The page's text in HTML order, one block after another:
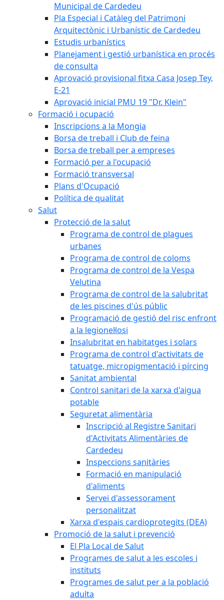
Municipal de Cardedeu
Pla Especial i Catàleg del Patrimoni
Arquitectònic i Urbanístic de Cardedeu
Estudis urbanístics
Planejament i gestió urbanística en procés
de consulta
Aprovació provisional fitxa Casa Josep Tey,
E-21
Aprovació inicial PMU 19 "Dr. Klein"
Formació i ocupació
Inscripcions a la Mongia
Borsa de treball i Club de feina
Borsa de treball per a empreses
Formació per a l'ocupació
Formació transversal
Plans d'Ocupació
Política de qualitat
Salut
Protecció de la salut
Programa de control de plagues
urbanes
Programa de control de coloms
Programa de control de la Vespa
Velutina
Programa de control de la salubritat
de les piscines d'ús públic
Programació de gestió del risc enfront
a la legionel·losi
Insalubritat en habitatges i solars
Programa de control d'activitats de
tatuatge, micropigmentació i pírcing
Sanitat ambiental
Control sanitari de la xarxa d'aigua
potable
Seguretat alimentària
Inscripció al Registre Sanitari
d'Activitats Alimentàries de
Cardedeu
Inspeccions sanitàries
Formació en manipulació
d'aliments
Servei d'assessorament
personalitzat
Xarxa d'espais cardioprotegits (DEA)
Promoció de la salut i prevenció
El Pla Local de Salut
Programes de salut a les escoles i
instituts
Programes de salut per a la població
adulta